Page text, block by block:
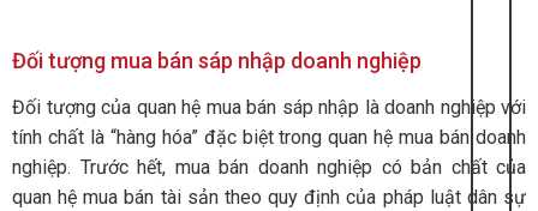
Đối tượng mua bán sáp nhập doanh nghiệp
Đối tượng của quan hệ mua bán sáp nhập là doanh nghiệp với
tính chất là “hàng hóa” đặc biệt trong quan hệ mua bán doanh
nghiệp. Trước hết, mua bán doanh nghiệp có bản chất của
quan hệ mua bán tài sản theo quy định của pháp luật dân sự